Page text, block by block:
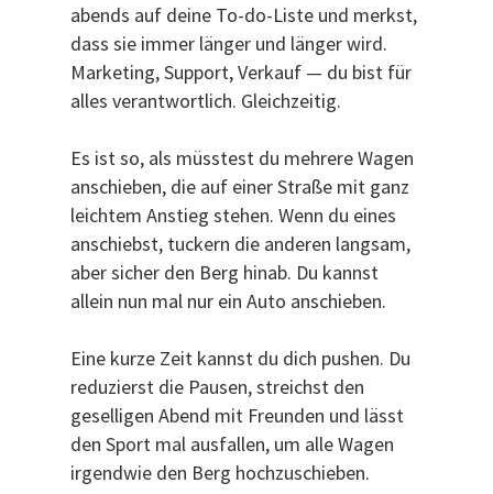
abends auf deine To-do-Liste und merkst,
dass sie immer länger und länger wird.
Marketing, Support, Verkauf — du bist für
alles verantwortlich. Gleichzeitig.
Es ist so, als müsstest du mehrere Wagen
anschieben, die auf einer Straße mit ganz
leichtem Anstieg stehen. Wenn du eines
anschiebst, tuckern die anderen langsam,
aber sicher den Berg hinab. Du kannst
allein nun mal nur ein Auto anschieben.
Eine kurze Zeit kannst du dich pushen. Du
reduzierst die Pausen, streichst den
geselligen Abend mit Freunden und lässt
den Sport mal ausfallen, um alle Wagen
irgendwie den Berg hochzuschieben.